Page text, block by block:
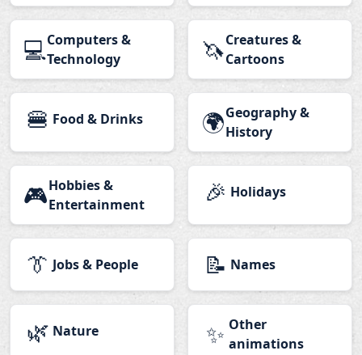
💻Computers &
Technology
🦄Creatures &
Cartoons
🍔 Food & Drinks 🌍Geography &
History
🎮Hobbies &
Entertainment
🎉 Holidays
👔 Jobs & People 📝 Names
🌿 Nature ✨ Other
animations